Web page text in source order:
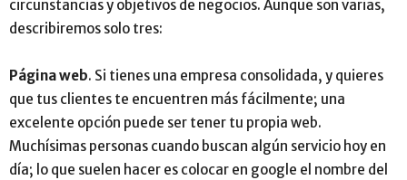
circunstancias y objetivos de negocios. Aunque son varias,
describiremos solo tres:
Página web. Si tienes una empresa consolidada, y quieres
que tus clientes te encuentren más fácilmente; una
excelente opción puede ser tener tu propia web.
Muchísimas personas cuando buscan algún servicio hoy en
día; lo que suelen hacer es colocar en google el nombre del